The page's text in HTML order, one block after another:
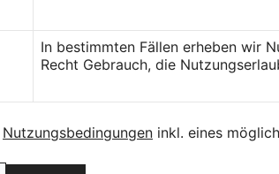
In bestimmten Fällen erheben wir
Recht Gebrauch, die
Nutzungsbedingungen inkl. eines